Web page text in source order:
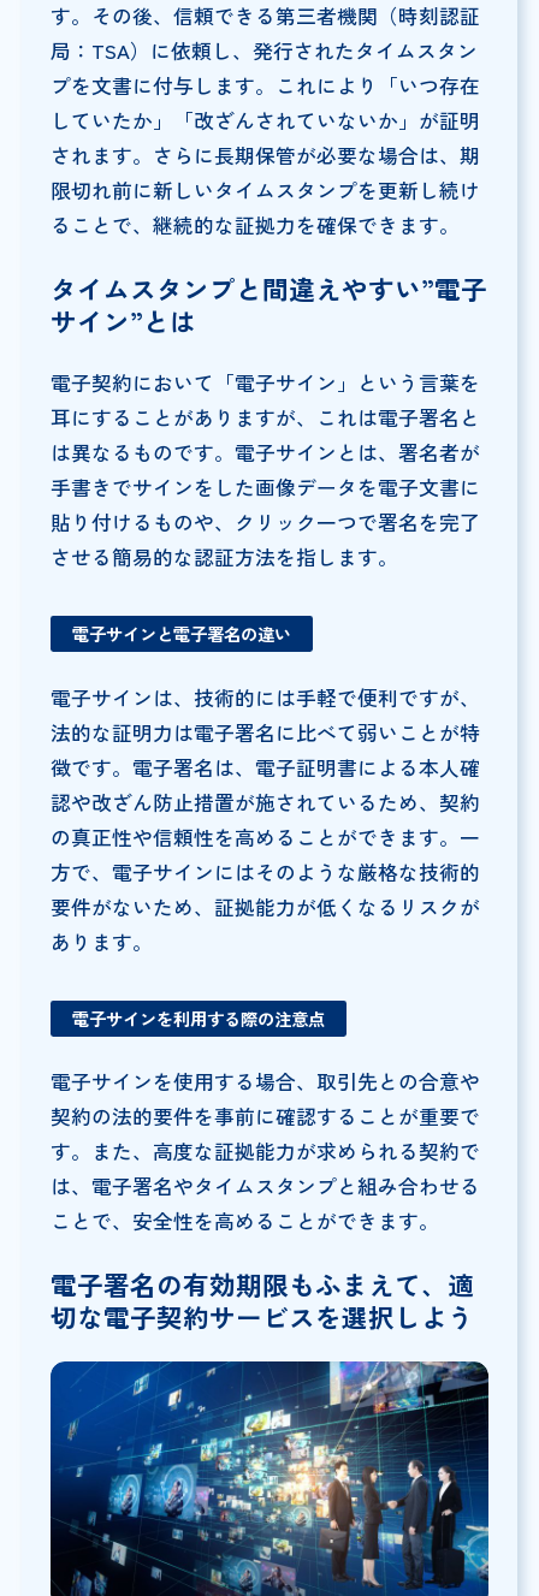
す。その後、信頼できる第三者機関（時刻認証
局：TSA）に依頼し、発行されたタイムスタン
プを文書に付与します。これにより「いつ存在
していたか」「改ざんされていないか」が証明
されます。さらに長期保管が必要な場合は、期
限切れ前に新しいタイムスタンプを更新し続け
ることで、継続的な証拠力を確保できます。
タイムスタンプと間違えやすい”電子
サイン”とは
電子契約において「電子サイン」という言葉を
耳にすることがありますが、これは電子署名と
は異なるものです。電子サインとは、署名者が
手書きでサインをした画像データを電子文書に
貼り付けるものや、クリック一つで署名を完了
させる簡易的な認証方法を指します。
電子サインと電子署名の違い
電子サインは、技術的には手軽で便利ですが、
法的な証明力は電子署名に比べて弱いことが特
徴です。電子署名は、電子証明書による本人確
認や改ざん防止措置が施されているため、契約
の真正性や信頼性を高めることができます。一
方で、電子サインにはそのような厳格な技術的
要件がないため、証拠能力が低くなるリスクが
あります。
電子サインを利用する際の注意点
電子サインを使用する場合、取引先との合意や
契約の法的要件を事前に確認することが重要で
す。また、高度な証拠能力が求められる契約で
は、電子署名やタイムスタンプと組み合わせる
ことで、安全性を高めることができます。
電子署名の有効期限もふまえて、適
切な電子契約サービスを選択しよう